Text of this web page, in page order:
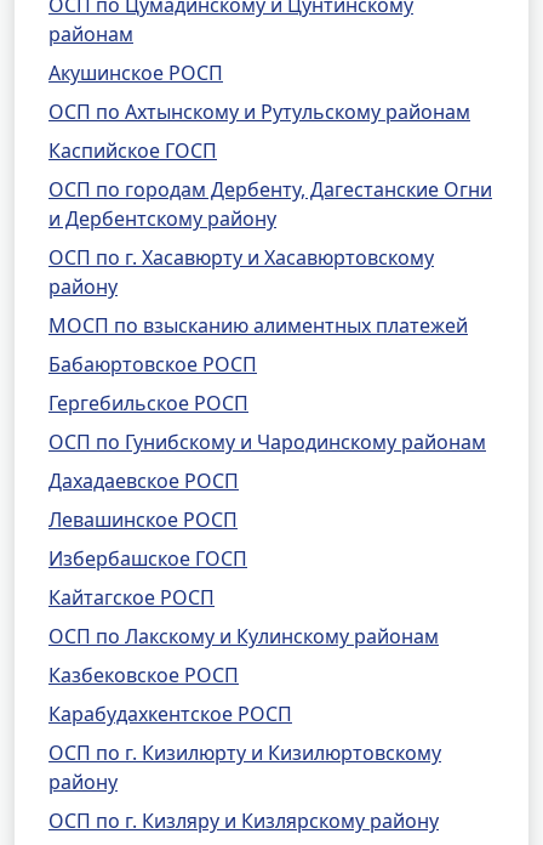
районам
Акушинское РОСП
ОСП по Ахтынскому и Рутульскому районам
Каспийское ГОСП
ОСП по городам Дербенту, Дагестанские Огни
и Дербентскому району
ОСП по г. Хасавюрту и Хасавюртовскому
району
МОСП по взысканию алиментных платежей
Бабаюртовское РОСП
Гергебильское РОСП
ОСП по Гунибскому и Чародинскому районам
Дахадаевское РОСП
Левашинское РОСП
Избербашское ГОСП
Кайтагское РОСП
ОСП по Лакскому и Кулинскому районам
Казбековское РОСП
Карабудахкентское РОСП
ОСП по г. Кизилюрту и Кизилюртовскому
району
ОСП по г. Кизляру и Кизлярскому району